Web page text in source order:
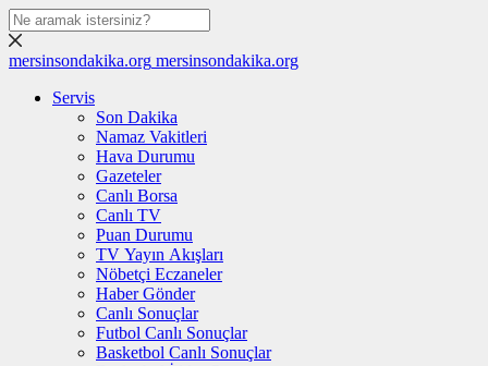
mersinsondakika.org mersinsondakika.org
Servis
Son Dakika
Namaz Vakitleri
Hava Durumu
Gazeteler
Canlı Borsa
Canlı TV
Puan Durumu
TV Yayın Akışları
Nöbetçi Eczaneler
Haber Gönder
Canlı Sonuçlar
Futbol Canlı Sonuçlar
Basketbol Canlı Sonuçlar